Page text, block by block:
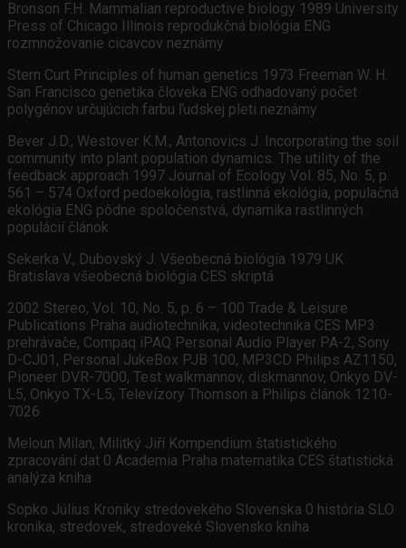
Bronson F.H. Mammalian reproductive biology 1989 University
Press of Chicago Illinois reprodukčná biológia ENG
rozmnožovanie cicavcov neznámy
Stern Curt Principles of human genetics 1973 Freeman W. H.
San Francisco genetika človeka ENG odhadovaný počet
polygénov určujúcich farbu ľudskej pleti neznámy
Bever J.D., Westover K.M., Antonovics J. Incorporating the soil
community into plant population dynamics. The utility of the
feedback approach 1997 Journal of Ecology Vol. 85, No. 5, p.
561 – 574 Oxford pedoekológia, rastlinná ekológia, populačná
ekológia ENG pôdne spoločenstvá, dynamika rastlinných
populácií článok
Sekerka V., Dubovský J. Všeobecná biológia 1979 UK
Bratislava všeobecná biológia CES skriptá
2002 Stereo, Vol. 10, No. 5, p. 6 – 100 Trade & Leisure
Publications Praha audiotechnika, videotechnika CES MP3
prehrávače, Compaq iPAQ Personal Audio Player PA-2, Sony
D-CJ01, Personal JukeBox PJB 100, MP3CD Philips AZ1150,
Pioneer DVR-7000, Test walkmannov, diskmannov, Onkyo DV-
L5, Onkyo TX-L5, Televízory Thomson a Philips článok 1210-
7026
Meloun Milan, Militký Jiří Kompendium štatistického
zpracování dat 0 Academia Praha matematika CES štatistická
analýza kniha
Sopko Július Kroniky stredovekého Slovenska 0 história SLO
kronika, stredovek, stredoveké Slovensko kniha